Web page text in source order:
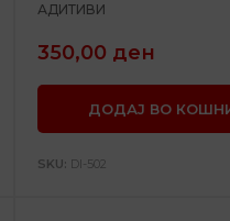
АДИТИВИ
350,00 ден
ДОДАЈ ВО
SKU: DI-502